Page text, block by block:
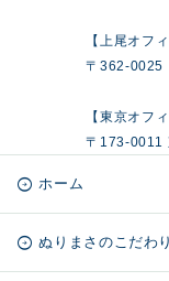
【上尾オフィ
〒362-0025
【東京オフィ
〒173-0011
ホーム
ぬりまさのこだわり